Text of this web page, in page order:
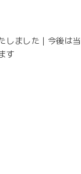
しました｜今後は
す